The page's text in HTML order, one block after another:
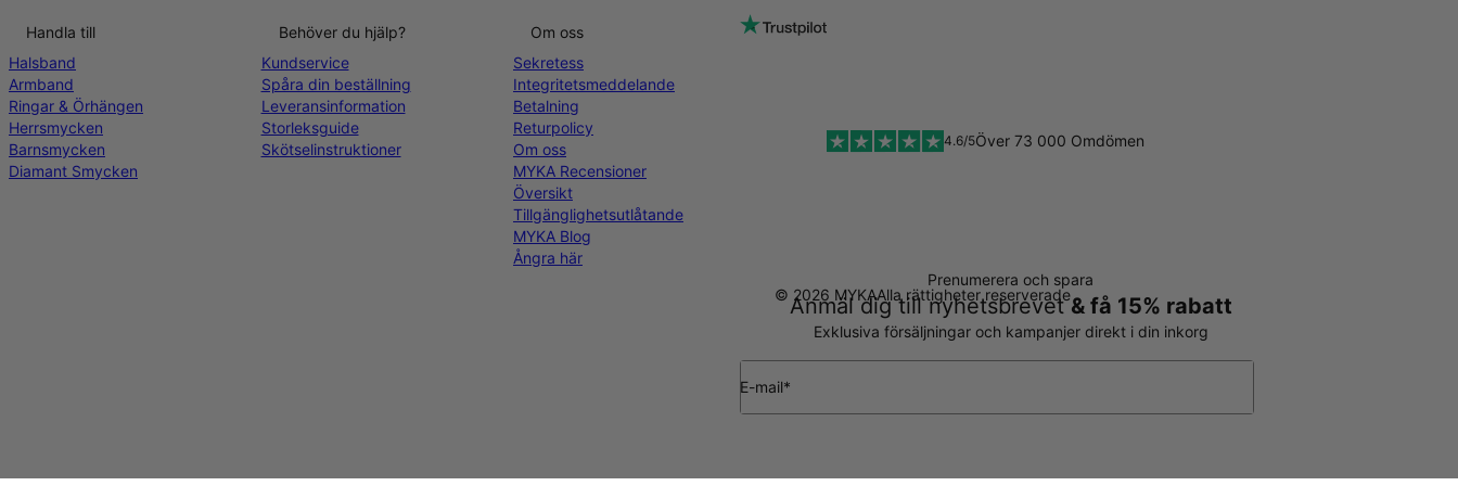
Prenumerera och spara
Anmäl dig till nyhetsbrevet& få 15% rabatt
Exklusiva försäljningar och kampanjer direkt i din inkorg
E-mail*
Handla till
Halsband
Armband
Ringar & Örhängen
Herrsmycken
Barnsmycken
Diamant Smycken
Behöver du hjälp?
Kundservice
Spåra din beställning
Leveransinformation
Storleksguide
Skötselinstruktioner
Om oss
Sekretess
Integritetsmeddelande
Betalning
Returpolicy
Om oss
MYKA Recensioner
Översikt
Tillgänglighetsutlåtande
MYKA Blog
Ångra här
4.6/5Över 73 000 Omdömen
© 2026 MYKAAlla rättigheter reserverade